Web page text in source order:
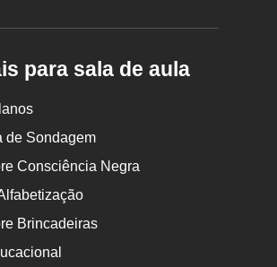
para sala de aula
de Sondagem
Consciência Negra
Brincadeiras